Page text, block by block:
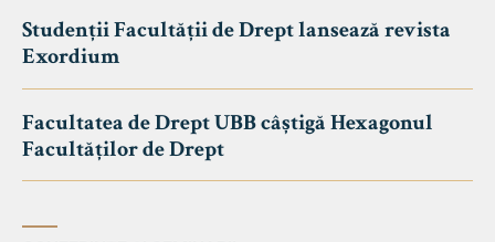
Studenții Facultății de Drept lansează revista
Exordium
Facultatea de Drept UBB câștigă Hexagonul
Facultăților de Drept